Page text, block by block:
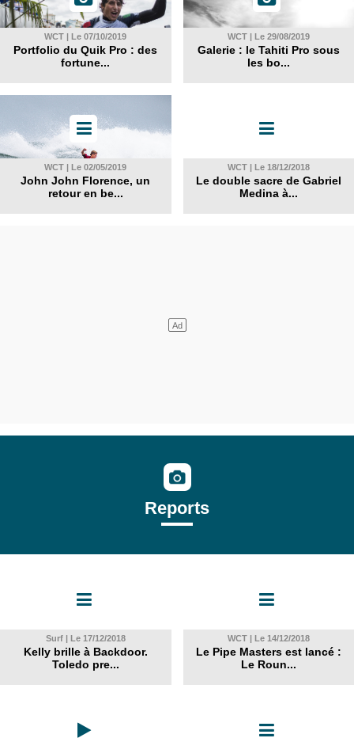
WCT | Le 07/10/2019
Portfolio du Quik Pro : des
fortune...
WCT | Le 29/08/2019
Galerie : le Tahiti Pro sous
les bo...
WCT | Le 02/05/2019
John John Florence, un
retour en be...
WCT | Le 18/12/2018
Le double sacre de Gabriel
Medina à...
Reports
Surf | Le 17/12/2018
Kelly brille à Backdoor.
Toledo pre...
WCT | Le 14/12/2018
Le Pipe Masters est lancé :
Le Roun...